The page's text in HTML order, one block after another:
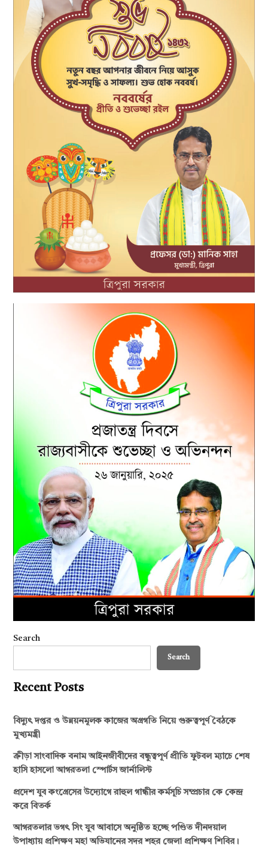
Search
Search
Recent Posts
বিদ্যুৎ দপ্তর ও উন্নয়নমূলক কাজের অগ্রগতি নিয়ে গুরুত্বপূর্ণ বৈঠকে
মুখ্যমন্ত্রী
ক্রীড়া সাংবাদিক বনাম আইনজীবীদের বন্ধুত্বপূর্ণ প্রীতি ফুটবল ম্যাচে শেষ
হাসি হাসলো আগরতলা স্পোর্টস জার্নালিস্ট
প্রদেশ যুব কংগ্রেসের উদ্যোগে রাহুল গান্ধীর কর্মসূচি সম্প্রচার কে কেন্দ্র
করে বিতর্ক
আগরতলার ভগৎ সিং যুব আবাসে অনুষ্ঠিত হচ্ছে পণ্ডিত দীনদয়াল
উপাধ্যায় প্রশিক্ষণ মহা অভিযানের সদর শহর জেলা প্রশিক্ষণ শিবির।